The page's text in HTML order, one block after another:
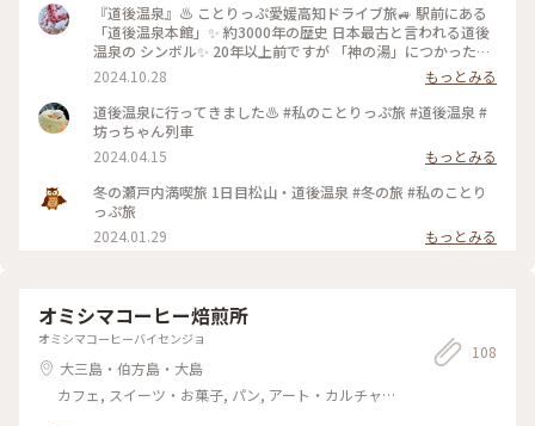
『道後温泉』♨️ ことりっぷ愛媛高知ドライブ旅🚙 駅前にある
「道後温泉本館」✨ 約3000年の歴史 日本最古と言われる道後
温泉の シンボル✨ 20年以上前ですが 「神の湯」につかった思
い出が蘇ります。 中は小さな共同浴場で 湯上りには2階の広間
でゆっくり 休憩できます😊 美しい別館「飛鳥乃温泉」も人気
ですね。 飛鳥乃湯泉の前にも 姉妹館「椿の湯」があります。
にぎやかな商店街の中にあるので 外湯巡りとそぞろ歩きが楽
高知ドライブ旅 #瀬戸内海を渡る旅 #四国へ #レトロな街 #レ
トロ #道後温泉本館 #飛鳥乃湯泉 #椿の湯 #温泉 #道後温泉 #道
後温泉商店街 #松山 #愛媛 #愛媛県 #四国 #ことりっぷ愛媛 #ド
ライブ #母娘旅
2024.10.28
もっとみる
道後温泉に行ってきました♨️ #私のことりっぷ旅 #道後温泉 #
坊っちゃん列車
2024.04.15
もっとみる
冬の瀬戸内満喫旅 1日目松山・道後温泉 #冬の旅 #私のことり
っぷ旅
2024.01.29
もっとみる
オミシマコーヒー焙煎所
オミシマコーヒーバイセンジョ
大三島・伯方島・大島
カフェ, スイーツ・お菓子, パン, アート・カルチャー,
108